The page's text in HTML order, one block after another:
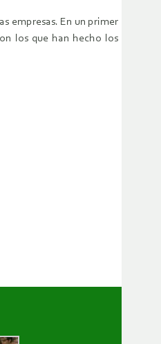
empresas. En un primer
los que han hecho los